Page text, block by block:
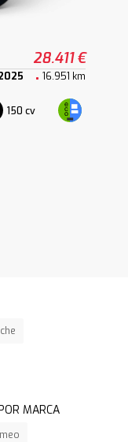
28.411 €
16.951 km
150 cv
MARCA